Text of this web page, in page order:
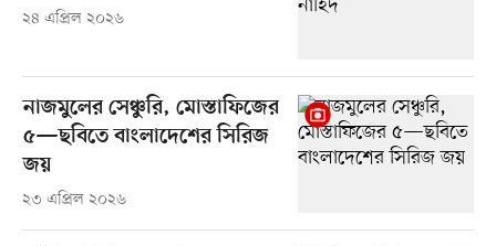
২৪ এপ্রিল ২০২৬
নাজমুলের সেঞ্চুরি, মোস্তাফিজের
৫—ছবিতে বাংলাদেশের সিরিজ
জয়
২৩ এপ্রিল ২০২৬